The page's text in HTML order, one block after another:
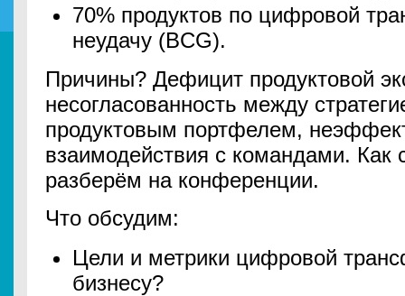
70% продуктов по цифровой
неудачу (BCG).
Причины? Дефицит продуктовой
несогласованность между
продуктовым портфелем,
взаимодействия с командами. Как
разберём на конференции.
Что обсудим:
Цели и метрики цифровой
бизнесу?